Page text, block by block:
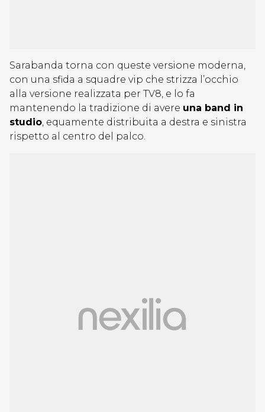
Sarabanda torna con queste versione moderna,
con una sfida a squadre vip che strizza l’occhio
alla versione realizzata per TV8, e lo fa
mantenendo la tradizione di avere una band in
studio, equamente distribuita a destra e sinistra
rispetto al centro del palco.